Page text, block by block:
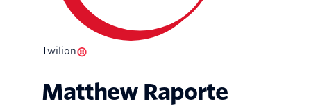
Twilion
Matthew Raporte